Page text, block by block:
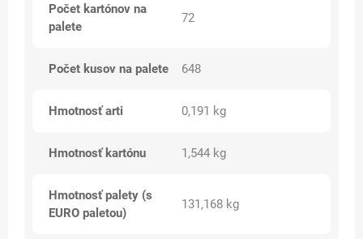
Počet kartónov na
palete
72
Počet kusov na palete 648
Hmotnosť arti 0,191 kg
Hmotnosť kartónu 1,544 kg
Hmotnosť palety (s
EURO paletou)
131,168 kg